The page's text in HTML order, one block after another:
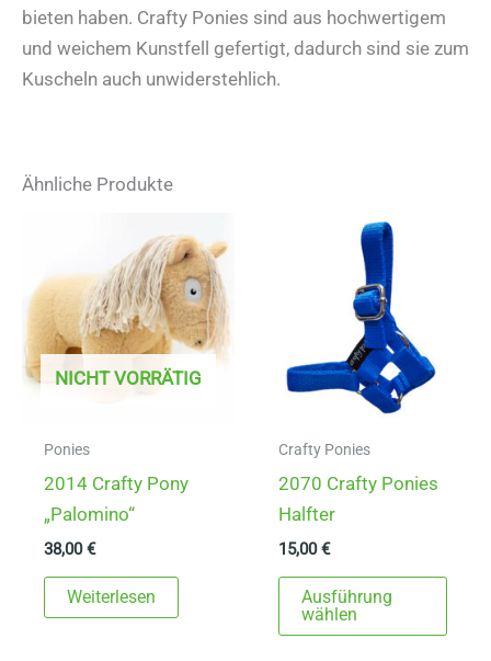
bieten haben. Crafty Ponies sind aus hochwertigem
und weichem Kunstfell gefertigt, dadurch sind sie zum
Kuscheln auch unwiderstehlich.
Ähnliche Produkte
NICHT VORRÄTIG
Ponies
2014 Crafty Pony
„Palomino“
38,00€
Weiterlesen
Crafty Ponies
2070 Crafty Ponies
Halfter
15,00€
Ausführung
wählen